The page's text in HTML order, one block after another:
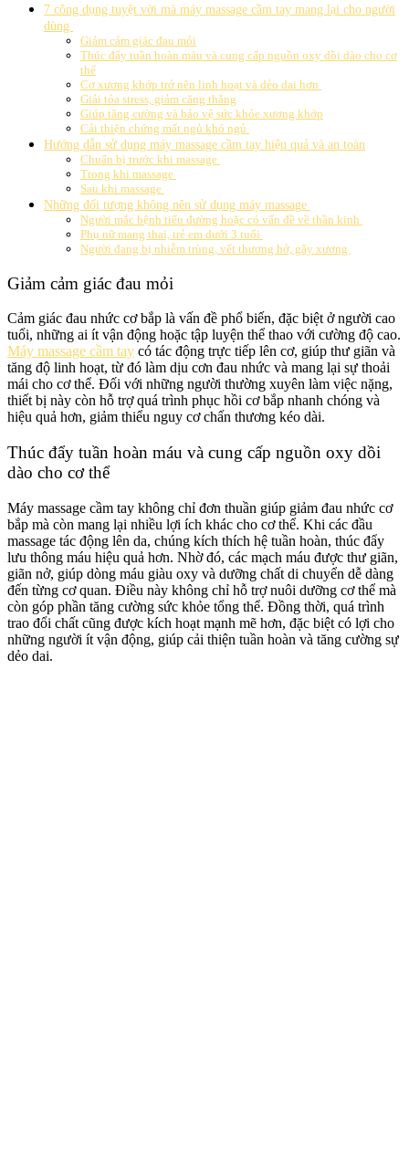
7 công dụng tuyệt vời mà máy massage cầm tay mang lại cho người
dùng
Giảm cảm giác đau mỏi
Thúc đẩy tuần hoàn máu và cung cấp nguồn oxy dồi dào cho cơ
thể
Cơ xương khớp trở nên linh hoạt và dẻo dai hơn
Giải tỏa stress, giảm căng thẳng
Giúp tăng cường và bảo vệ sức khỏe xương khớp
Cải thiện chứng mất ngủ khó ngủ
Hướng dẫn sử dụng máy massage cầm tay hiệu quả và an toàn
Chuẩn bị trước khi massage
Trong khi massage
Sau khi massage
Những đối tượng không nên sử dụng máy massage
Người mắc bệnh tiểu đường hoặc có vấn đề về thần kinh
Phụ nữ mang thai, trẻ em dưới 3 tuổi
Người đang bị nhiễm trùng, vết thương hở, gãy xương
Giảm cảm giác đau mỏi
Cảm giác đau nhức cơ bắp là vấn đề phổ biến, đặc biệt ở người cao
tuổi, những ai ít vận động hoặc tập luyện thể thao với cường độ cao.
Máy massage cầm tay có tác động trực tiếp lên cơ, giúp thư giãn và
tăng độ linh hoạt, từ đó làm dịu cơn đau nhức và mang lại sự thoải
mái cho cơ thể. Đối với những người thường xuyên làm việc nặng,
thiết bị này còn hỗ trợ quá trình phục hồi cơ bắp nhanh chóng và
hiệu quả hơn, giảm thiểu nguy cơ chấn thương kéo dài.
Thúc đẩy tuần hoàn máu và cung cấp nguồn oxy dồi
dào cho cơ thể
Máy massage cầm tay không chỉ đơn thuần giúp giảm đau nhức cơ
bắp mà còn mang lại nhiều lợi ích khác cho cơ thể. Khi các đầu
massage tác động lên da, chúng kích thích hệ tuần hoàn, thúc đẩy
lưu thông máu hiệu quả hơn. Nhờ đó, các mạch máu được thư giãn,
giãn nở, giúp dòng máu giàu oxy và dưỡng chất di chuyển dễ dàng
đến từng cơ quan. Điều này không chỉ hỗ trợ nuôi dưỡng cơ thể mà
còn góp phần tăng cường sức khỏe tổng thể. Đồng thời, quá trình
trao đổi chất cũng được kích hoạt mạnh mẽ hơn, đặc biệt có lợi cho
những người ít vận động, giúp cải thiện tuần hoàn và tăng cường sự
dẻo dai.